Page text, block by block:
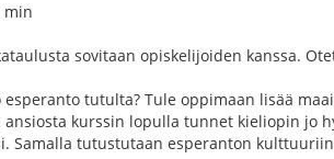
min
sovitaan opiskelijoiden kanssa.
esperanto tutulta? Tule oppimaan lisää
kurssin lopulla tunnet kieliopin jo
Samalla tutustutaan esperanton